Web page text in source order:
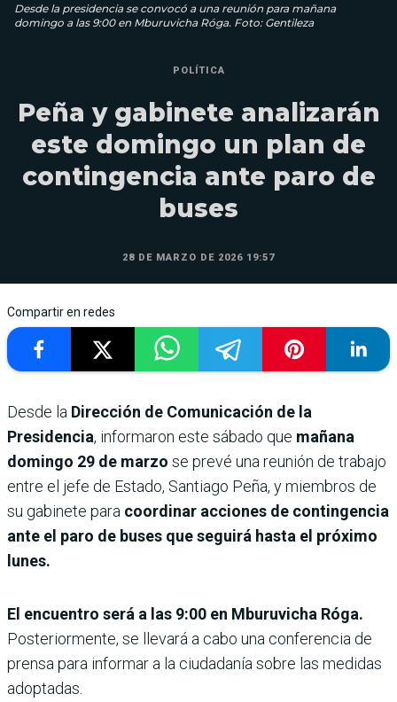
Desde la presidencia se convocó a una reunión para mañana
domingo a las 9:00 en Mburuvicha Róga. Foto: Gentileza
POLÍTICA
Peña y gabinete analizarán
este domingo un plan de
contingencia ante paro de
buses
28 DE MARZO DE 2026 19:57
Compartir en redes
Desde la Dirección de Comunicación de la
Presidencia, informaron este sábado que mañana
domingo 29 de marzo se prevé una reunión de trabajo
entre el jefe de Estado, Santiago Peña, y miembros de
su gabinete para coordinar acciones de contingencia
ante el paro de buses que seguirá hasta el próximo
lunes.
El encuentro será a las 9:00 en Mburuvicha Róga.
Posteriormente, se llevará a cabo una conferencia de
prensa para informar a la ciudadanía sobre las medidas
adoptadas.